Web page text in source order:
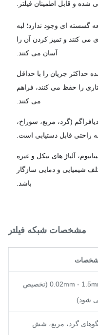
قابل اطمینان فیلتر.
ای وجود ندارد؛ لبه
و تمیز کردن آن را
آسان می کنند.
جریان را با حداقل
حفظ می کنند، فراهم
می کنند.
(گرد، مربع، سوراخ،
قابل دستیابی است.
آلیاژ های نیکل و غیره
و دمایی سازگار
مشخصات شبکه فیلتر
0.02mm - 1.5mm (تخصیص
گرد، مربع، شش